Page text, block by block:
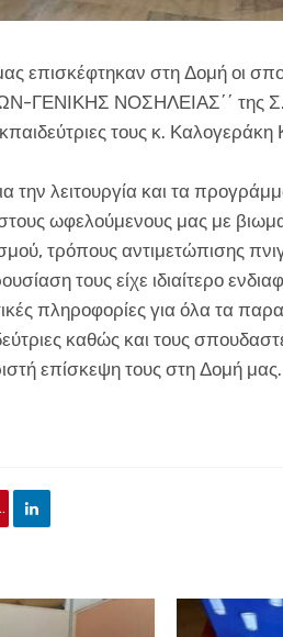
επισκέφτηκαν στη Δομή οι
ΝΟΣΗΛΕΙΑΣ΄΄ της
τους κ.
την λειτουργία και τα
ωφελούμενους μας με
τρόπους αντιμετώπισης
τους είχε ιδιαίτερο
πληροφορίες για όλα τα
καθώς και τους
επίσκεψη τους στη Δομή μας.